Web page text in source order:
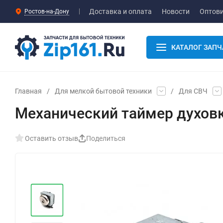
Ростов-на-Дону Доставка и оплата Новости
КАТАЛОГ
Главная / Для мелкой бытовой техники / Для СВЧ
Механический таймер
Оставить отзыв Поделиться